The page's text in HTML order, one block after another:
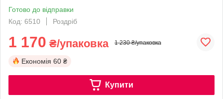
Готово до відправки
Код: 6510
Роздріб
1 170 ₴/упаковка 1 230 ₴/упаковка
Економія 60 ₴
Купити